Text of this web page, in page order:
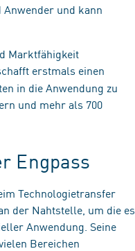
und kann
Marktfähigkeit
erstmals einen
in die Anwendung zu
und mehr als 700
Engpass
Technologietransfer
der Nahtstelle, um die es
Anwendung. Seine
Bereichen